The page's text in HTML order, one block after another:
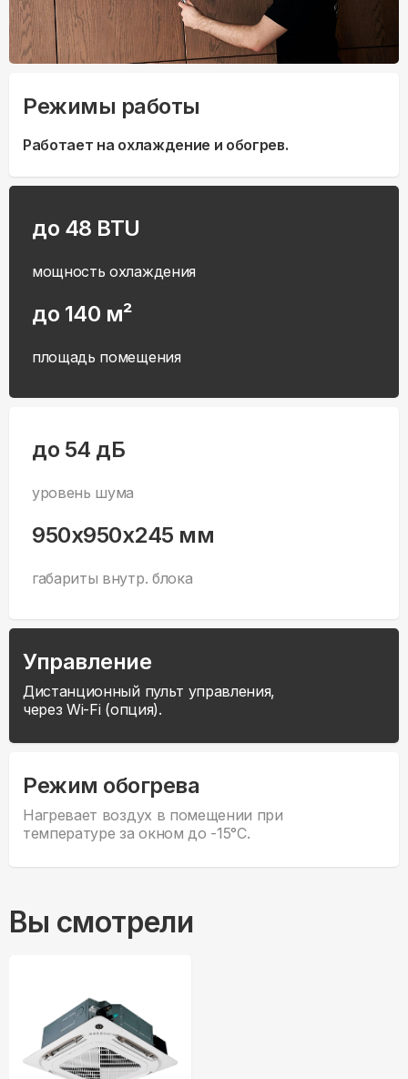
Режимы работы
Работает на охлаждение и обогрев.
до 48 BTU
мощность охлаждения
до 140 м²
площадь помещения
до 54 дБ
уровень шума
950x950x245 мм
габариты внутр. блока
Управление
Дистанционный пульт управления,
через Wi-Fi (опция).
Режим обогрева
Нагревает воздух в помещении при
температуре за окном до -15°С.
Вы смотрели